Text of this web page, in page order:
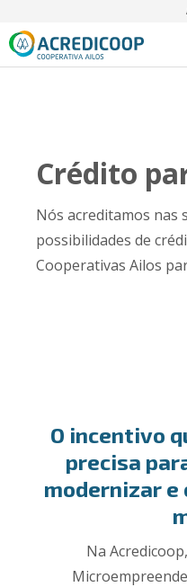
Crédito
Nós acreditamos nas
possibilidades de
Cooperativas Ailos
O incentivo
precisa
modernizar
Na